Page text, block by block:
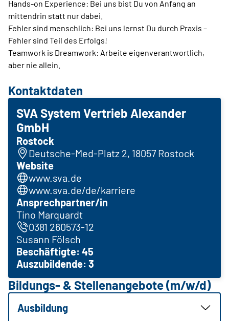
Hands-on Experience: Bei uns bist Du von Anfang an
mittendrin statt nur dabei.
Fehler sind menschlich: Bei uns lernst Du durch Praxis –
Fehler sind Teil des Erfolgs!
Teamwork is Dreamwork: Arbeite eigenverantwortlich,
aber nie allein.
Kontaktdaten
SVA System Vertrieb Alexander
GmbH
Rostock
Deutsche-Med-Platz 2, 18057 Rostock
Website
www.sva.de
www.sva.de/de/karriere
Ansprechpartner/in
Tino Marquardt
0381 260573-12
Susann Fölsch
Beschäftigte: 45
Auszubildende: 3
Bildungs- & Stellenangebote (m/w/d)
Ausbildung